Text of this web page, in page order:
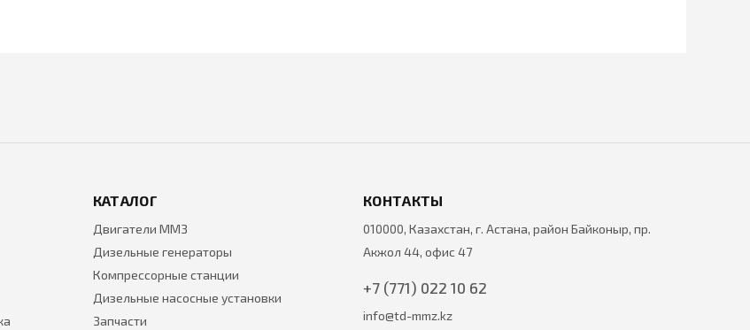
КАТАЛОГ
Двигатели ММЗ
Дизельные генераторы
Компрессорные станции
Дизельные насосные установки
Запчасти
КОНТАКТЫ
010000, Казахстан, г. Астана, район Байконыр, пр.
Акжол 44, офис 47
+7 (771) 022 10 62
info@td-mmz.kz